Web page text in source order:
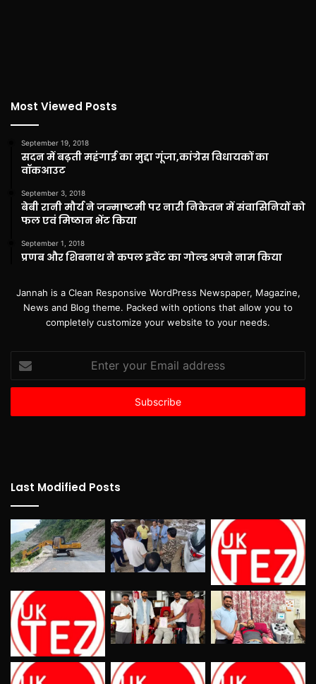
Most Viewed Posts
September 19, 2018
सदन में बढ़ती महंगाई का मुद्दा गूंजा,कांग्रेस विधायकों का
वॉकआउट
September 3, 2018
बेबी रानी मौर्य ने जन्माष्टमी पर नारी निकेतन में संवासिनियों को
फल एवं मिष्ठान भेंट किया
September 1, 2018
प्रणब और शिबनाथ ने कपल इवेंट का गोल्ड अपने नाम किया
Jannah is a Clean Responsive WordPress Newspaper, Magazine,
News and Blog theme. Packed with options that allow you to
completely customize your website to your needs.
your
Email
Last Modified Posts